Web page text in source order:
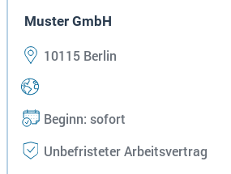
Muster GmbH
10115 Berlin
Beginn: sofort
Unbefristeter Arbeitsvertrag